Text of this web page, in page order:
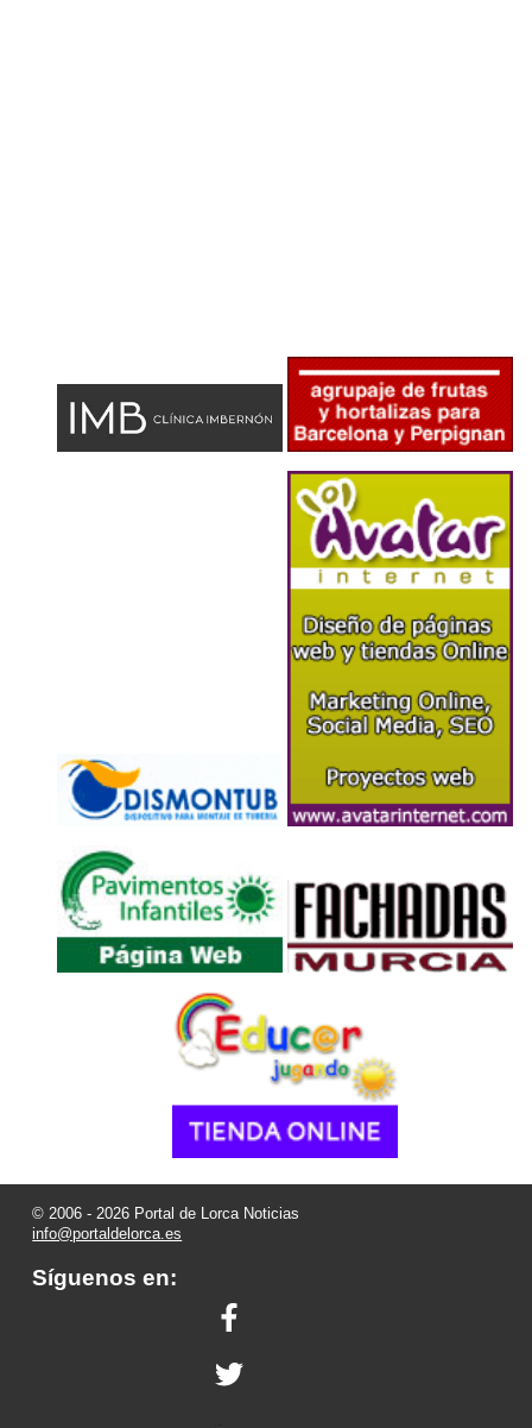
© 2006 - 2026 Portal de Lorca Noticias
info@portaldelorca.es
Síguenos en: